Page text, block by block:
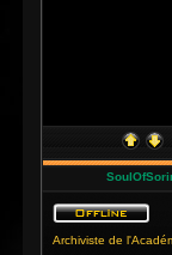
Archiviste de